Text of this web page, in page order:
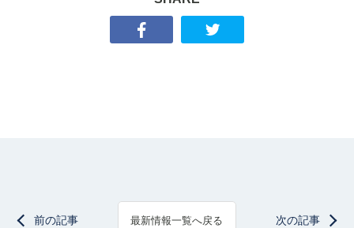
前の記事 最新情報一覧へ戻る 次の記事